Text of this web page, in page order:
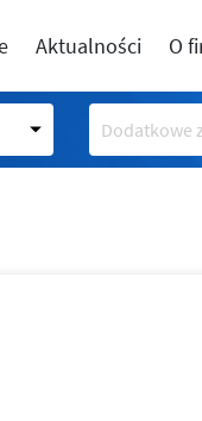
Aktualności O
Dodatkowe